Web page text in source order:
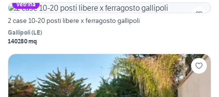
Vetrina
2 case 10-20 posti libere x ferragosto gallipoli
Gallipoli(LE)
140280 mq